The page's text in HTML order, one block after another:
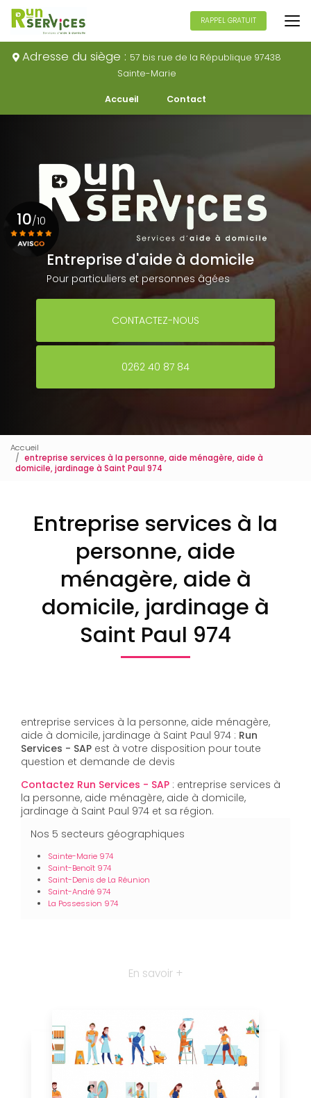
Aller
au
principal
Adresse du siège : 57 bis rue de la République 97438
Sainte-Marie
Accueil Contact
RAPPEL GRATUIT
Entreprise d'aide à domicile
Pour particuliers et personnes âgées
CONTACTEZ-NOUS
0262 40 87 84
10/10
Voir le certificat
Accueil
entreprise services à la personne, aide ménagère, aide à
domicile, jardinage à Saint Paul 974
Entreprise services à la
personne, aide
ménagère, aide à
domicile, jardinage à
Saint Paul 974
entreprise services à la personne, aide ménagère,
aide à domicile, jardinage à Saint Paul 974 : Run
Services - SAP est à votre disposition pour toute
question et demande de devis
Contactez Run Services - SAP : entreprise services à
la personne, aide ménagère, aide à domicile,
jardinage à Saint Paul 974 et sa région.
Nos 5 secteurs géographiques
Sainte-Marie 974
Saint-Benoît 974
Saint-Denis de La Réunion
Saint-André 974
La Possession 974
En savoir +